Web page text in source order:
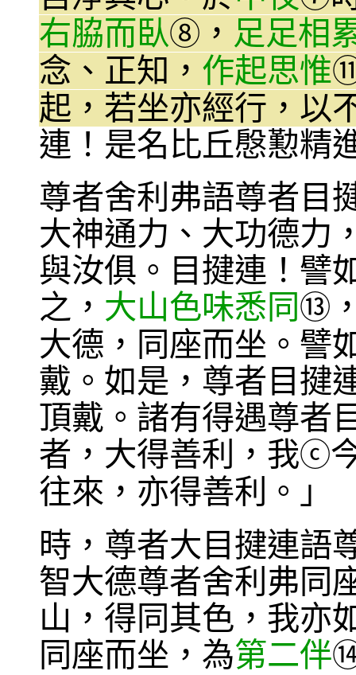
右脇而臥⑧ ， 足足相
念、正知， 作起思惟
起，若坐亦經行，以
連！是名比丘慇懃精
尊者舍利弗語尊者目
大神通力、大功德力
與汝俱。目揵連！譬
之， 大山色味悉同 ⑬
大德，同座而坐。譬
戴。如是，尊者目揵
頂戴。諸有得遇尊者
者，大得善利，我ⓒ
往來，亦得善利。」
時，尊者大目揵連語
智大德尊者舍利弗同
山，得同其色，我亦
同座而坐，為第二伴